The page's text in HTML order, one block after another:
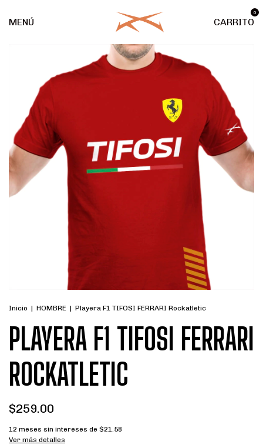
MENÚ CARRITO
0
Inicio | HOMBRE | Playera F1 TIFOSI FERRARI Rockatletic
PLAYERA F1 TIFOSI FERRARI
ROCKATLETIC
$259.00
12 meses sin intereses de $21.58
Ver más detalles